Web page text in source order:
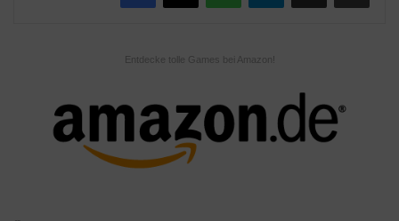
Entdecke tolle Games bei Amazon!